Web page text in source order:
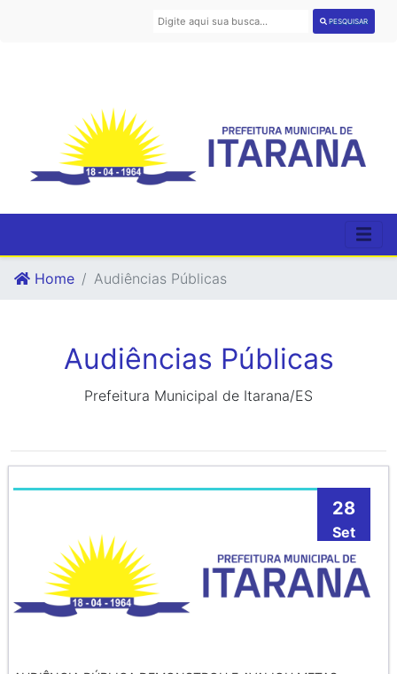
PESQUISAR
Home Audiências Públicas
Audiências Públicas
Prefeitura Municipal de Itarana/ES
28
Set